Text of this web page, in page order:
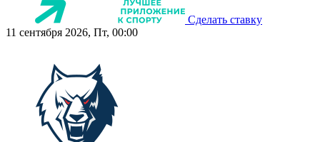
Сделать ставку
11 сентября 2026, Пт, 00:00